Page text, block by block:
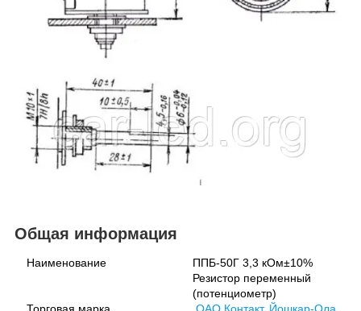
Общая информация
Наименование
ППБ-50Г 3,3 кОм±10%
Резистор переменный
(потенциометр)